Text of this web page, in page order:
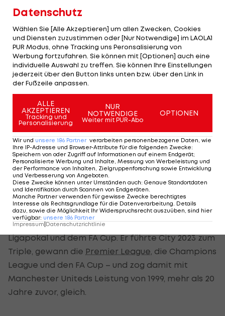
für den Klub geleistet hat, ist absolut brillant",
Nachrichtenagentur. "Ich kann mir keinen anderen
Trainer vorstellen, der das in den 10 Jahren, die er
hier war, geleistet hat."
Guardiola kam im Sommer 2016 zu City und führte
das Team in den Besitz von Abu Dhabi zu sechs
Premier-League-Titeln und 2023 zum ersten
Champions-League-Sieg.
"Das ist es, was wir uns immer gewünscht haben ...
das hatten wir noch nie erreicht", sagte Taylor.
"Das war wahrscheinlich der Höhepunkt seiner
Amtszeit."
Guardiolas Trophäenschrank beinhaltet in dieser
Saison das nationale Double aus dem englischen
Ligapokal und dem FA Cup. Er führte City 2023 zum
Triple, gewann die Premier League , die Champions
League und den FA Cup – und zog damit mit
Manchester Uniteds Leistung von 1999, mehr als 20
Jahre zuvor, gleich.
Datenschutz
Wählen Sie [Alle Akzeptieren] um allen Zwecken, Cookies
und Diensten zuzustimmen oder [Nur Notwendige] im LAOLA1
PUR Modus, ohne Tracking uns Peronsalisierung von
Werbung fortzufahren. Sie können mit [Optionen] auch eine
individuelle Auswahl zu treffen. Sie können Ihre Einstellungen
jederzeit über den Button links unten bzw. über den Link in
der Fußzeile anpassen.
ALLE
AKZEPTIEREN
Tracking und
Personalisierung
NUR
NOTWENDIGE
Weiter mit PUR-Abo
OPTIONEN
Wir und unsere 186 Partner verarbeiten personenbezogene Daten, wie
Ihre IP-Adresse und Browser-Attribute für die folgenden Zwecke:
Speichern von oder Zugriff auf Informationen auf einem Endgerät;
Personalisierte Werbung und Inhalte, Messung von Werbeleistung und
der Performance von Inhalten, Zielgruppenforschung sowie Entwicklung
und Verbesserung von Angeboten.
Diese Zwecke können unter Umständen auch: Genaue Standortdaten
und Identifikation durch Scannen von Endgeräten.
Manche Partner verwenden für gewisse Zwecke berechtigtes
Interesse als Rechtsgrundlage für die Datenverarbeitung. Details
dazu, sowie die Möglichkeit Ihr Widerspruchsrecht auszuüben, sind hier
verfügbar: unsere 186 Partner
Impressum Datenschutzrichtlinie